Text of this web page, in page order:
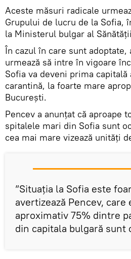
Aceste măsuri radicale
Grupului de lucru de la Sofia,
la Ministerul bulgar al
În cazul în care sunt adoptate,
urmează să intre în vigoare
Sofia va deveni prima
carantină, la foarte mare
București.
Pencev a anunţat că aproape
spitalele mari din Sofia sunt
cea mai mare vizează unităţi
”Situaţia la Sofia este
avertizează Pencev, care
aproximativ 75% dintre
din capitala bulgară sunt